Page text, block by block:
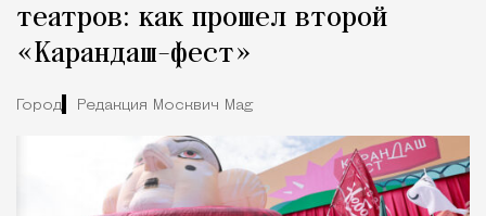
театров: как прошел второй
«Карандаш-фест»
Город Редакция Москвич Mag